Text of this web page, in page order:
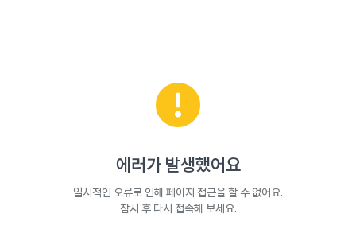
에러가 발생했어요
일시적인 오류로 인해 페이지 접근을 할 수 없어요.
잠시 후 다시 접속해 보세요.